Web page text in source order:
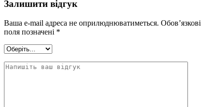
Залишити відгук
Ваша e-mail адреса не оприлюднюватиметься. Обов’язкові
поля позначені *